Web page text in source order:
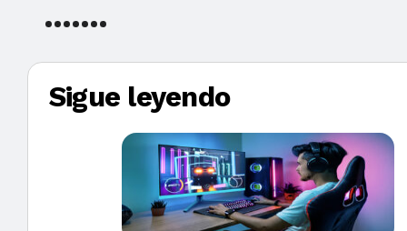
Sigue leyendo